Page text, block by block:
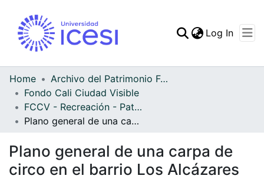
Log In
Home
Archivo del Patrimonio Fotográfico y Fílmico del Valle del Cauca
Fondo Cali Ciudad Visible
FCCV - Recreación - Patrimonial
Plano general de una carpa de circo en el barrio Los Alcázares
Plano general de una carpa de
circo en el barrio Los Alcázares